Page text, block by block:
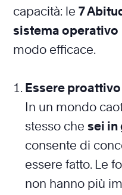
capacità: le 7
sistema operativo
modo efficace.
Essere proattivo
In un mondo
stesso che sei in
consente di
essere fatto. Le
non hanno più